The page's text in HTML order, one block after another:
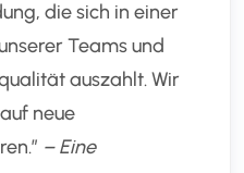
die sich in einer
Teams und
auszahlt. Wir
neue
– Eine